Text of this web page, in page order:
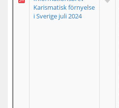
Karismatisk förnyelse
i Sverige juli 2024